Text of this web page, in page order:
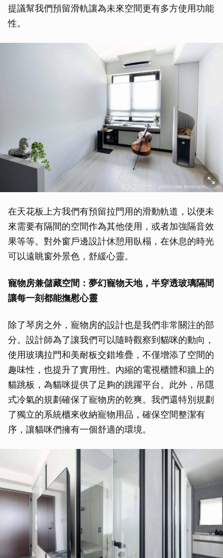
提議幫我們預留滑軌讓為未來空間更有多方使用功能
性。
在天花板上方我們有預留拉門用的滑動軌道，以便未
來需要有隔間的空間作為其他使用，或者加強隔音效
果等等。對外窗戶邊設計休憩用臥榻，在休息的時光
可以遠眺窗外景色，舒緩心靈。
寵物房兼儲藏空間：夢幻寵物天地，半穿透玻璃隔間
讓每一刻都能撫慰心靈
除了琴房之外，寵物房的設計也是我們非常關注的部
分。設計師為了讓我們可以隨時觀察到貓咪的動向，
使用玻璃拉門和美耐板交錯堆疊，不僅增添了空間的
趣味性，也提升了實用性。內縮的電視櫃體和牆上的
貓跳板，為貓咪提供了足夠的跳躍平台。此外，吊隱
式冷氣的規劃確保了寵物房的乾爽。我們還特別規劃
了獨立的系統櫃來收納寵物用品，確保空間整潔有
序，讓貓咪們擁有一個舒適的環境。